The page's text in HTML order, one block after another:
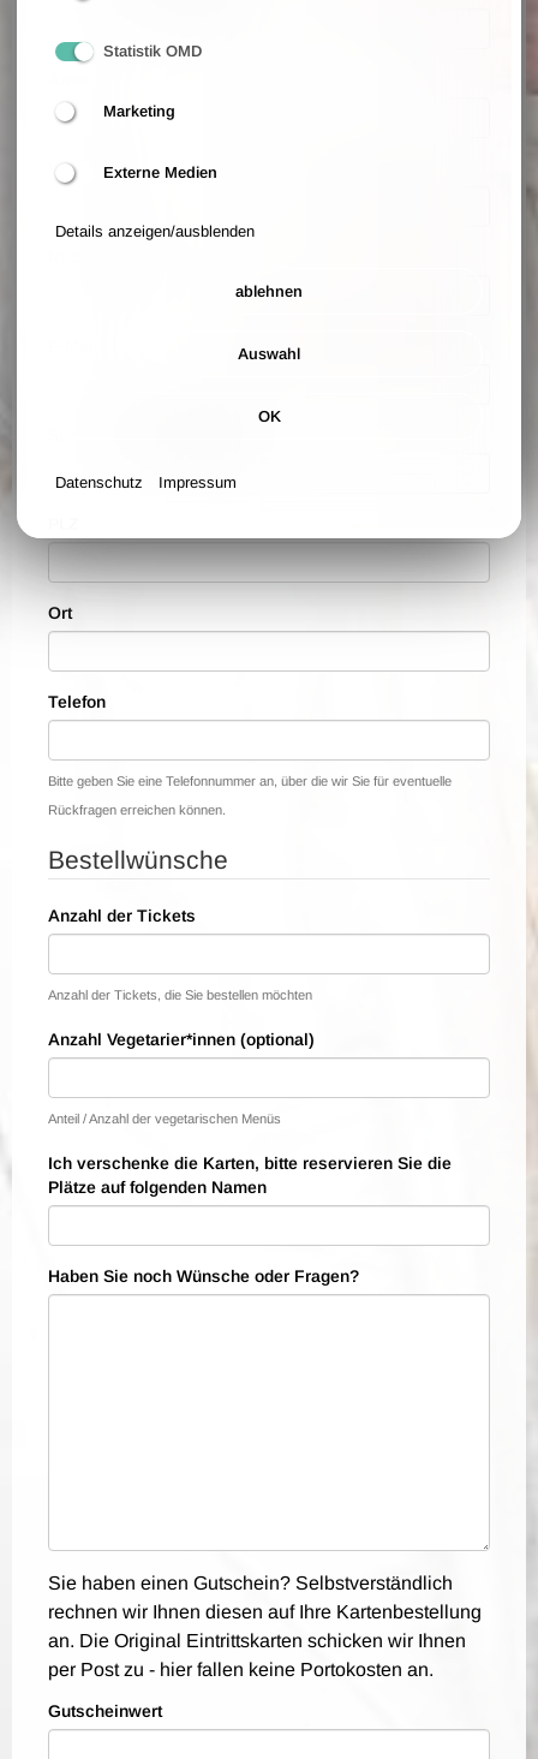
Vorname
Ort
Telefon
Bitte geben Sie eine Telefonnummer an, über die wir Sie für eventuelle
Rückfragen erreichen können.
Bestellwünsche
Anzahl der Tickets
Anzahl der Tickets, die Sie bestellen möchten
Anzahl Vegetarier*innen (optional)
Anteil / Anzahl der vegetarischen Menüs
Ich verschenke die Karten, bitte reservieren Sie die
Plätze auf folgenden Namen
Haben Sie noch Wünsche oder Fragen?
Sie haben einen Gutschein? Selbstverständlich
rechnen wir Ihnen diesen auf Ihre Kartenbestellung
an. Die Original Eintrittskarten schicken wir Ihnen
per Post zu - hier fallen keine Portokosten an.
Gutscheinwert
Statistik OMD
Marketing
Externe Medien
Details anzeigen/ausblenden
ablehnen
Auswahl
OK
Datenschutz Impressum